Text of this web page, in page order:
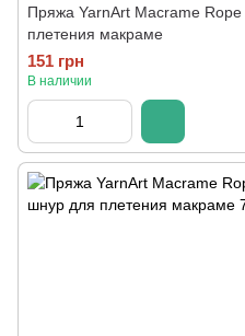
Пряжа YarnArt Macrame
плетения макраме
151 грн
В наличии